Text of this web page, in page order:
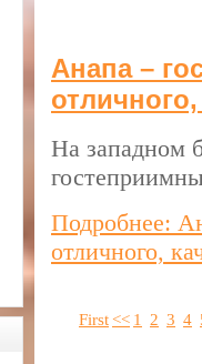
Анапа –
На западном
Подробнее:
отличного,
First<< 1 2 3 4